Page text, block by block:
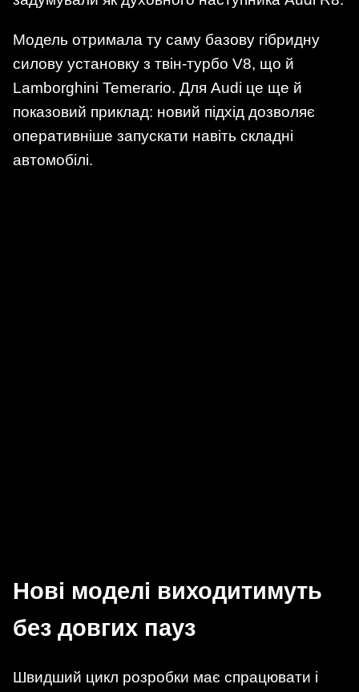
Модель отримала ту саму базову гібридну
силову установку з твін-турбо V8, що й
Lamborghini Temerario. Для Audi це ще й
показовий приклад: новий підхід дозволяє
оперативніше запускати навіть складні
автомобілі.
Нові моделі виходитимуть
без довгих пауз
Швидший цикл розробки має спрацювати і